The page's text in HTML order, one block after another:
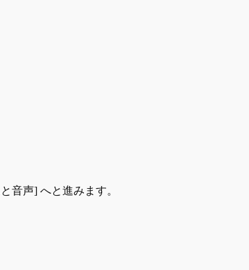
音声] へと進みます。